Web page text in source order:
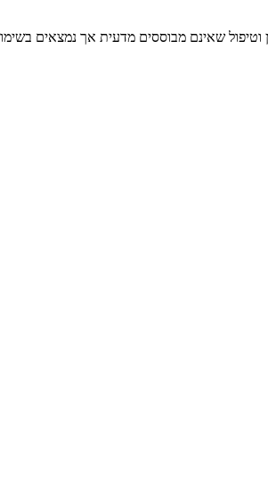
שאינם מבוססים מדעית אך נמצאים